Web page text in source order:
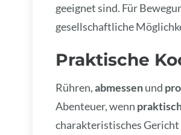
geeignet sind. Für
gesellschaftliche
Praktische
Rühren,abmessenund
Abenteuer, wenn
charakteristisches